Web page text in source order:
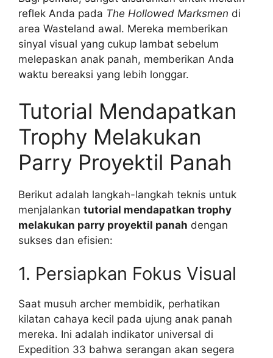
reflek Anda pada The Hollowed Marksmen di
area Wasteland awal. Mereka memberikan
sinyal visual yang cukup lambat sebelum
melepaskan anak panah, memberikan Anda
waktu bereaksi yang lebih longgar.
Tutorial Mendapatkan
Trophy Melakukan
Parry Proyektil Panah
Berikut adalah langkah-langkah teknis untuk
menjalankan tutorial mendapatkan trophy
melakukan parry proyektil panah dengan
sukses dan efisien:
1. Persiapkan Fokus Visual
Saat musuh archer membidik, perhatikan
kilatan cahaya kecil pada ujung anak panah
mereka. Ini adalah indikator universal di
Expedition 33 bahwa serangan akan segera